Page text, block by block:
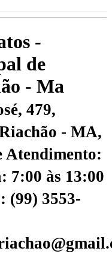
-
de
- Ma
479,
- MA,
Atendimento:
7:00 às 13:00
(99) 3553-